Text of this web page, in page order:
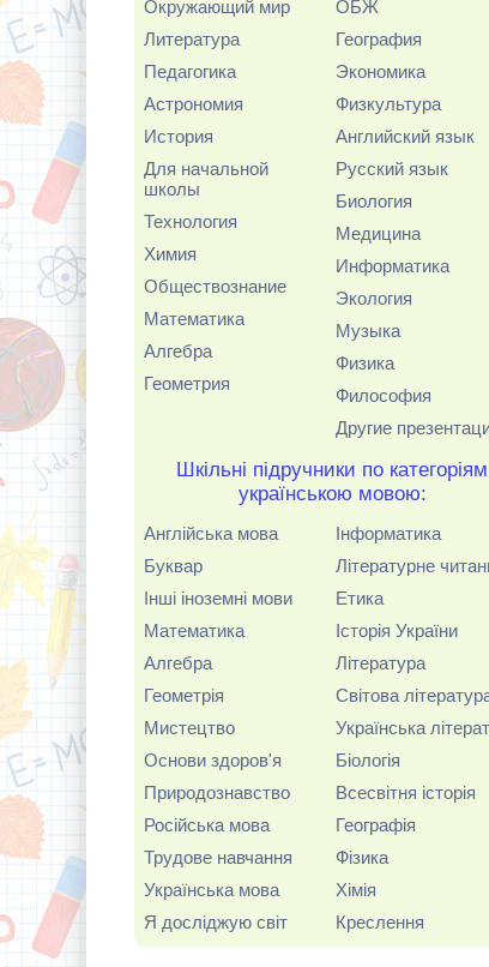
Окружающий мир
Литература
Педагогика
Астрономия
История
Для начальной
школы
Технология
Химия
Обществознание
Математика
Алгебра
Геометрия
ОБЖ
География
Экономика
Физкультура
Английский язык
Русский язык
Биология
Медицина
Информатика
Экология
Музыка
Физика
Философия
Другие
Шкільні підручники по категоріям
українською мовою:
Англійська мова
Буквар
Інші іноземні мови
Математика
Алгебра
Геометрія
Мистецтво
Основи здоров'я
Природознавство
Російська мова
Трудове навчання
Українська мова
Я досліджую світ
Інформатика
Літературне
Етика
Історія України
Література
Світова
Українська
Біологія
Всесвітня історія
Географія
Фізика
Хімія
Креслення